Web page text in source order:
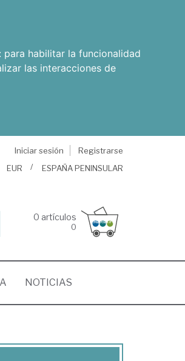
para habilitar la funcionalidad
las interacciones de
Iniciar sesión
Registrarse
EUR ESPAÑA PENINSULAR
0 artículos
0
NOTICIAS